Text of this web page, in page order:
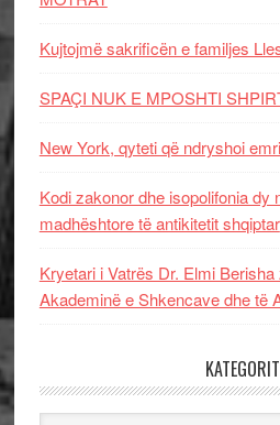
Kujtojmë sakrificën e familjes
SPAÇI NUK E MPOSHTI
New York, qyteti që ndryshoi
Kodi zakonor dhe isopolifonia dy
madhështore të antikitetit shqiptar
Kryetari i Vatrës Dr. Elmi
Akademinë e Shkencave dhe të